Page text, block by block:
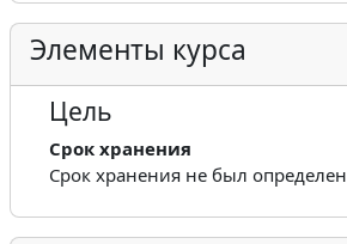
Элементы курса
Цель
Срок хранения
Срок хранения не был определен